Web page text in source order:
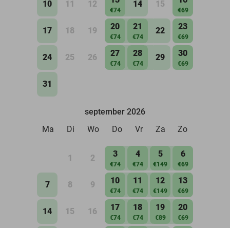
10 11 12
€74
14 15
€69
17 18 19 20
€74
21
€74
22 23
€69
24 25 26 27
€74
28
€74
29 30
€69
31
september 2026
Ma
Di Wo Do Vr Za Zo
1 2 3
€74
4
€74
5
€149
6
€69
7 8 9 10
€74
11
€74
12
€149
13
€69
14 15 16 17
€74
18
€74
19
€89
20
€69